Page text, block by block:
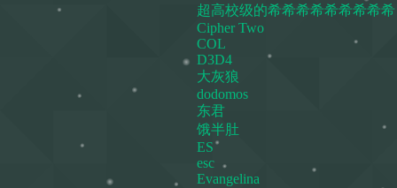
超高校级的希希希希希希希希希
Cipher Two
COL
D3D4
大灰狼
dodomos
东君
饿半肚
ES
esc
Evangelina